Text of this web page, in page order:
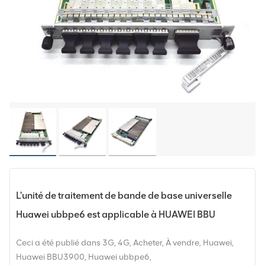
L'unité de traitement de bande de base universelle
Huawei ubbpe6 est applicable à HUAWEI BBU
Ceci a été publié dans 3G, 4G, Acheter, À vendre, Huawei,
Huawei BBU3900, Huawei ubbpe6,